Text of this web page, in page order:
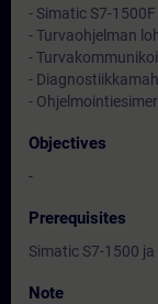
- Simatic S7-
- Turvaohjelman
-
-
-
Objectives
-
Prerequisites
Simatic S7-1500
Note